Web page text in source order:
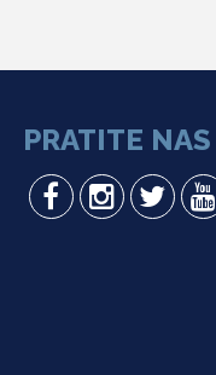
PRATITE NAS